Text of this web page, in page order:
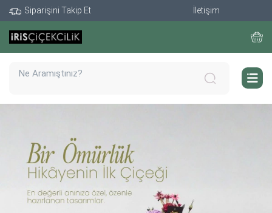
Siparişini Takip Et İletişim